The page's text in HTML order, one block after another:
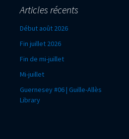
Articles récents
Début août 2026
Fin juillet 2026
Fin de mi-juillet
Mi-juillet
Guernesey #06 | Guille-Allès
Library